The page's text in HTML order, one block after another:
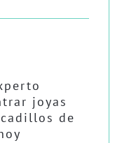
joyas
de